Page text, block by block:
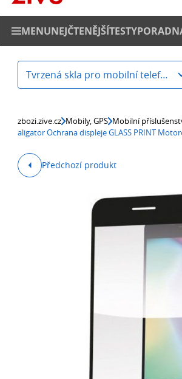
MENUNEJČTENĚJŠÍTESTY
Tvrzená skla pro mobilní telefony
zbozi.zive.cz Mobily, GPS Mobilní
aligator Ochrana displeje GLASS PRINT
Předchozí produkt